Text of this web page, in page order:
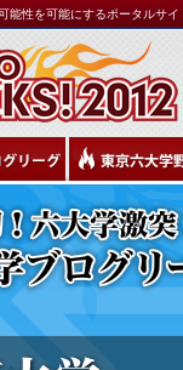
能性を可能にするポータルサイ